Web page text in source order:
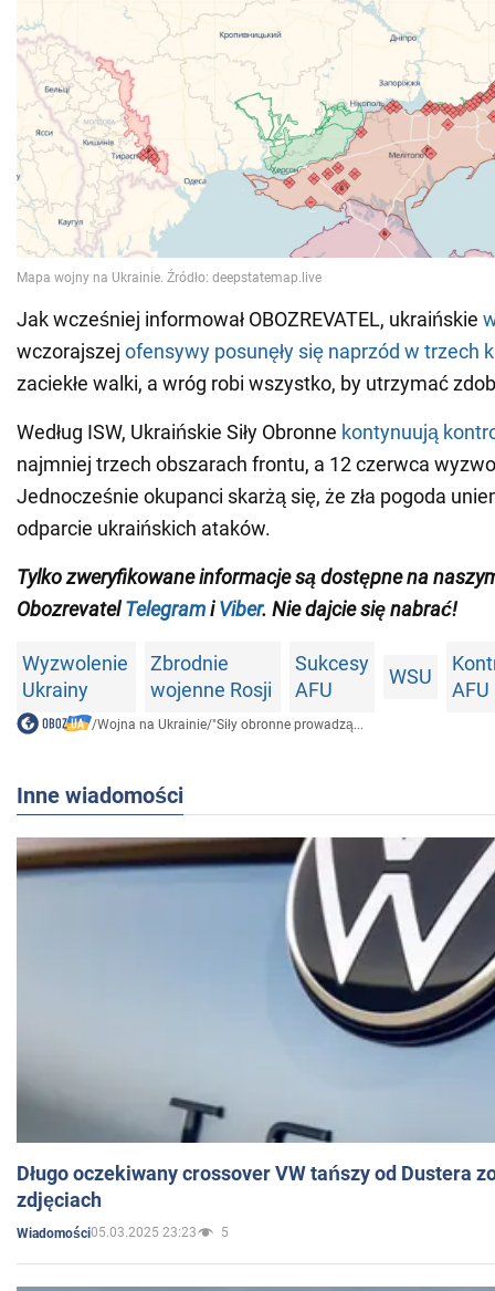
Jak wcześniej informował OBOZREVATEL, ukraińskie
wczorajszej ofensywy posunęły się naprzód w trzech
zaciekłe walki, a wróg robi wszystko, by utrzymać
Według ISW, Ukraińskie Siły Obronne kontynuują
najmniej trzech obszarach frontu, a 12 czerwca
Jednocześnie okupanci skarżą się, że zła pogoda
odparcie ukraińskich ataków.
Tylko zweryfikowane informacje są dostępne na
ObozrevatelTelegramiViber. Nie dajcie się nabrać!
Wyzwolenie
Ukrainy
Zbrodnie
wojenne Rosji
Sukcesy
AFU
WSU
AFU
/Wojna na Ukrainie/"Siły obronne prowadzą...
Inne wiadomości
Długo oczekiwany crossover VW tańszy od Dustera
zdjęciach
Wiadomości05.03.2025 23:23 5